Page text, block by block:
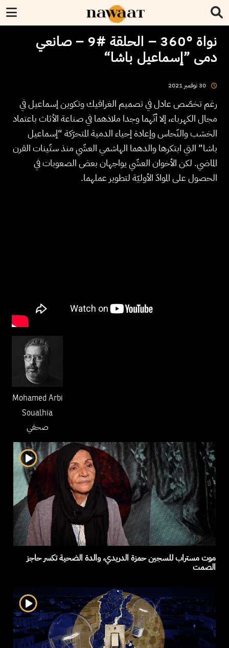
نواة °360 – الحلقة #9 – صانعي
دمى ”إسماعيل باشا“
30 نوفمبر 2021
رغم تخصّص عادل في تصميم الغرافيك وتكوين إسماعيل في
مجال الكهرباء، إلا أنّهما وجدا ملاذهما في صناعة الأثاث باعتماد
الخشب والنّحاس وإعادة إحياء الدمية المتحرّكة “إسماعيل
باشا” التي ابتكرها والدهما الهاشمي العشّي منذ ستّينات القرن
الماضي. لكن الأخوان العشّي يواجهان بعض الصعوبات في
الحصول على الموادّ الأوليّة لتطوير عملهما.
Mohamed Arbi
Soualhia
صحفي
موت مستراب للسجين حمزة الدريدي، والدة الضحية تكسر حاجز
الصمت